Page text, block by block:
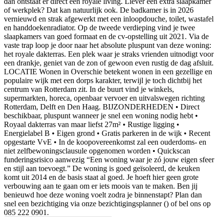
of werkplek? Dat kan natuurlijk ook. De badkamer is in 2026
vernieuwd en strak afgewerkt met een inloopdouche, toilet, wastafel
en handdoekenradiator. Op de tweede verdieping vind je twee
slaapkamers van goed formaat en de cv-opstelling uit 2021. Via de
vaste trap loop je door naar het absolute pluspunt van deze woning:
het royale dakterras. Een plek waar je straks vrienden uitnodigt voor
een drankje, geniet van de zon of gewoon even rustig de dag afsluit.
LOCATIE Wonen in Overschie betekent wonen in een gezellige en
populaire wijk met een dorps karakter, terwijl je toch dichtbij het
centrum van Rotterdam zit. In de buurt vind je winkels,
supermarkten, horeca, openbaar vervoer en uitvalswegen richting
Rotterdam, Delft en Den Haag. BIJZONDERHEDEN • Direct
beschikbaar, pluspunt wanneer je snel een woning nodig hebt •
Royaal dakterras van maar liefst 27m² • Rustige ligging •
Energielabel B • Eigen grond • Gratis parkeren in de wijk • Recent
opgestarte VvE • In de koopovereenkomst zal een ouderdoms- en
niet zelfbewoningsclausule opgenomen worden • Quickscan
funderingsrisico aanwezig “Een woning waar je zó jouw eigen sfeer
en stijl aan toevoegt.” De woning is goed geïsoleerd, de keuken
komt uit 2014 en de basis staat al goed. Je hoeft hier geen grote
verbouwing aan te gaan om er iets moois van te maken. Ben jij
benieuwd hoe deze woning voelt zodra je binnenstapt? Plan dan
snel een bezichtiging via onze bezichtigingsplanner () of bel ons op
085 222 0901.